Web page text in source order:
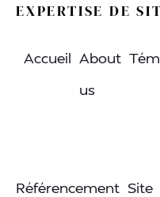
EXPERTISE DE
Accueil About
us
MENU
Référencement Site